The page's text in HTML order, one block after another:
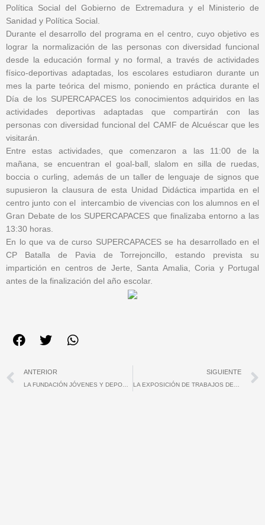
Política Social del Gobierno de Extremadura y el Ministerio de
Sanidad y Política Social.
Durante el desarrollo del programa en el centro, cuyo objetivo es
lograr la normalización de las personas con diversidad funcional
desde la educación formal y no formal, a través de actividades
físico-deportivas adaptadas, los escolares estudiaron durante un
mes la parte teórica del mismo, poniendo en práctica durante el
Día de los SUPERCAPACES los conocimientos adquiridos en las
actividades deportivas adaptadas que compartirán con las
personas con diversidad funcional del CAMF de Alcuéscar que les
visitarán.
Entre estas actividades, que comenzaron a las 11:00 de la
mañana, se encuentran el goal-ball, slalom en silla de ruedas,
boccia o curling, además de un taller de lenguaje de signos que
supusieron la clausura de esta Unidad Didáctica impartida en el
centro junto con el intercambio de vivencias con los alumnos en el
Gran Debate de los SUPERCAPACES que finalizaba entorno a las
13:30 horas.
En lo que va de curso SUPERCAPACES se ha desarrollado en el
CP Batalla de Pavia de Torrejoncillo, estando prevista su
impartición en centros de Jerte, Santa Amalia, Coria y Portugal
antes de la finalización del año escolar.
Ant
ANTERIOR SIGUIENTE